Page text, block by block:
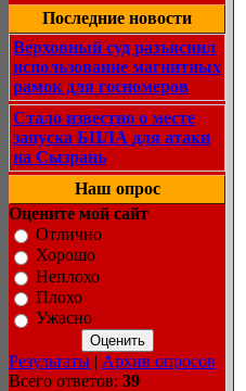
Последние новости
Верховный суд разъяснил
использование магнитных
рамок для госномеров
Стало известно о месте
запуска БПЛА для атаки
на Сызрань
Наш опрос
Оцените мой сайт
Отлично
Хорошо
Неплохо
Плохо
Ужасно
Результаты | Архив опросов
Всего ответов: 39